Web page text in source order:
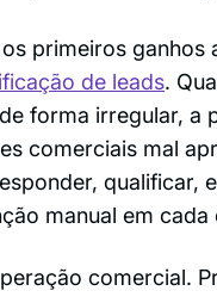
primeiros
de leads.
forma irregular, a
comerciais mal
qualificar,
manual em cada
comercial.